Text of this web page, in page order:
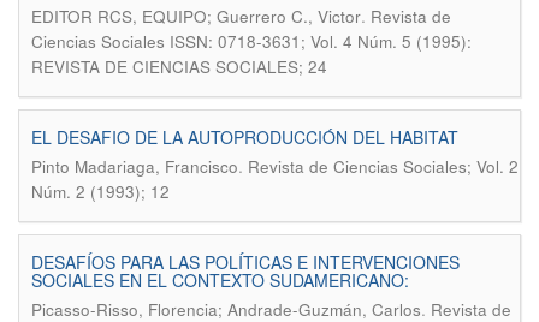
EDITOR RCS, EQUIPO; Guerrero C., Victor. Revista de
Ciencias Sociales ISSN: 0718-3631; Vol. 4 Núm. 5 (1995):
REVISTA DE CIENCIAS SOCIALES; 24
EL DESAFIO DE LA AUTOPRODUCCIÓN DEL HABITAT
Pinto Madariaga, Francisco. Revista de Ciencias Sociales; Vol. 2
Núm. 2 (1993); 12
DESAFÍOS PARA LAS POLÍTICAS E INTERVENCIONES
SOCIALES EN EL CONTEXTO SUDAMERICANO:
Picasso-Risso, Florencia; Andrade-Guzmán, Carlos. Revista de